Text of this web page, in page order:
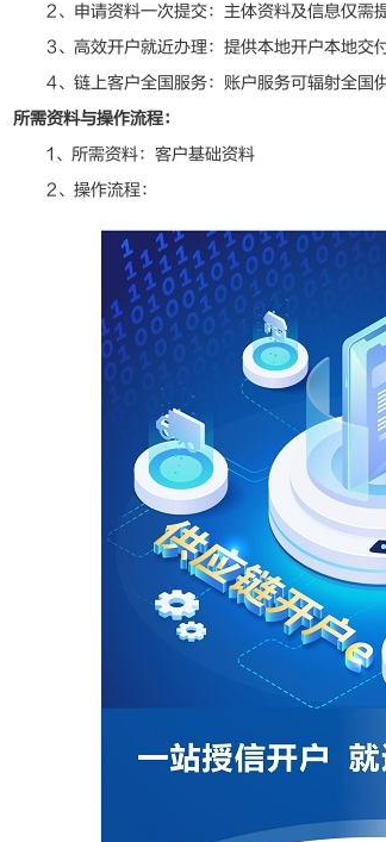
2、申请资料一次提交：主体资料及信息仅需提
3、高效开户就近办理：提供本地开户本地交付
4、链上客户全国服务：账户服务可辐射全国供
所需资料与操作流程：
1、所需资料：客户基础资料
2、操作流程：